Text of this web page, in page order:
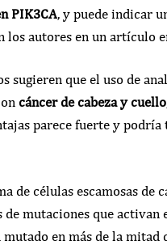
PIK3CA, y puede indicar
los autores en un artículo
sugieren que el uso de
cáncer de cabeza y cuello
parece fuerte y
de células escamosas de
mutaciones que activan
mutado en más de la mitad